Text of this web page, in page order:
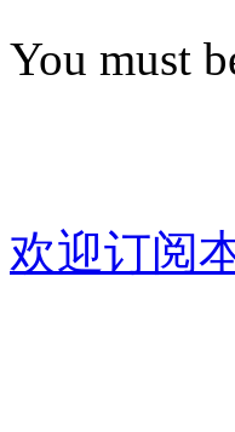
You must
欢迎订阅